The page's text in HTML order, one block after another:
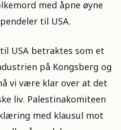
med åpne øyne
til USA.
USA betraktes som et
på Kongsberg og
vi være klar over at det
liv. Palestinakomiteen
med klausul mot